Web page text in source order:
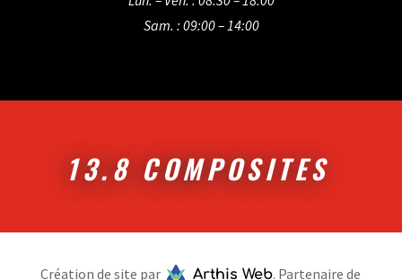
Sam. : 09:00 – 14:00
13.8 COMPOSITES
Création de site par Arthis Web. Partenaire de